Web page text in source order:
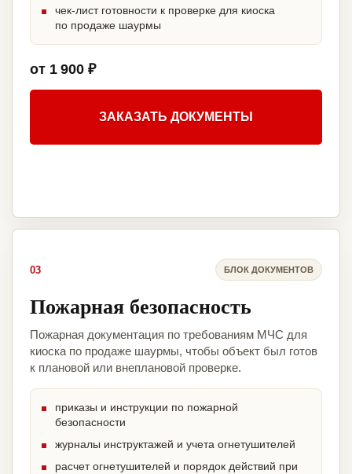
чек-лист готовности к проверке для киоска
по продаже шаурмы
от 1 900 ₽
ЗАКАЗАТЬ ДОКУМЕНТЫ
03 БЛОК ДОКУМЕНТОВ
Пожарная безопасность
Пожарная документация по требованиям МЧС для
киоска по продаже шаурмы, чтобы объект был готов
к плановой или внеплановой проверке.
приказы и инструкции по пожарной
безопасности
журналы инструктажей и учета огнетушителей
расчет огнетушителей и порядок действий при